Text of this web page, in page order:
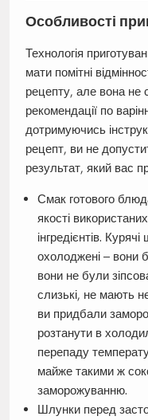
Особливості
Технологія
мати помітні
рецепту, але вона не
рекомендації по
дотримуючись
рецепт, ви не
результат, який вас
Смак готового
якості
інгредієнтів.
охолоджені – вони
вони не були
слизькі, не мають
ви придбали
розтанути в
перепаду
майже такими ж
заморожуванню.
Шлунки перед